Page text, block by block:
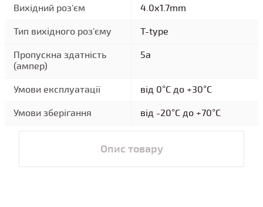
Вихідний роз'єм
4.0x1.7mm
Тип вихідного роз'єму
T-type
Пропускна здатність
(ампер)
5a
Умови експлуатації
від 0°C до +30°C
Умови зберігання
від -20°C до +70°C
Опис товару